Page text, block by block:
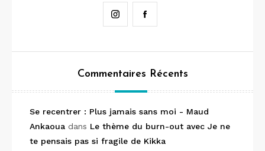
Instagram
Commentaires Récents
Se recentrer : Plus jamais sans moi - Maud
Ankaoua dans Le thème du burn-out avec Je ne
te pensais pas si fragile de Kikka